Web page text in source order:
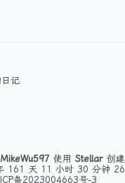
记
MikeWu597 使用 Stellar创建
161 天 11 小时 30 分钟
备2023004663号-3